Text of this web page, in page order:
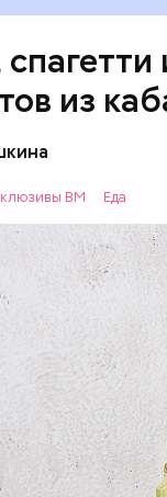
из
ВМ Еда
ОВОЩИ
стресса он
более 300
влияет на